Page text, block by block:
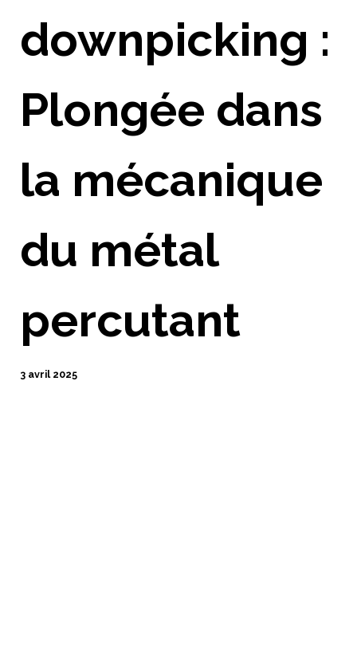
downpicking :
Plongée dans
la mécanique
du métal
percutant
3 avril 2025